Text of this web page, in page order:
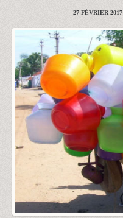
27 FÉVRIER 2017